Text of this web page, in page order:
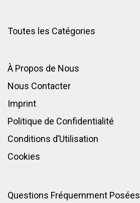
Toutes les Catégories
À Propos de Nous
Nous Contacter
Imprint
Politique de Confidentialité
Conditions d’Utilisation
Cookies
Questions Fréquemment Posées